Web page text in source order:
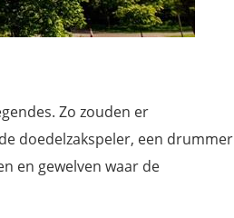
Zo zouden er
doedelzakspeler, een drummer
en gewelven waar de